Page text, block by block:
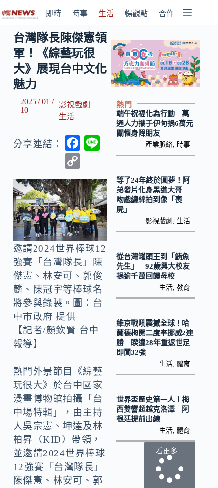
即時 時事 生活 暢觀點 合作媒體
台灣隊長陳傑憲領
軍！《綜藝玩很
大》展現台中文化
魅力
2025 / 01 /
10
影視戲劇 ,
生活
分享連結：
F
b
o
o
k
o
p
y
Li
n
k
邀請2024世界棒球12
強賽「台灣隊長」陳
傑憲、林安可、郭俊
麟、陳冠宇等棒球名
將參與錄製。圖：台
中市政府 提供
【記者/顏欽賢 台中
報導】
熱門外景節目《綜藝
玩很大》於台中國家
漫畫博物館拍攝「台
中場特輯」，由主持
人吳宗憲、坤達及林
柏昇（KID）帶領，
並邀請2024世界棒球
12強賽「台灣隊長」
陳傑憲、林安可、郭
熱門
端午祝福化為行動 萬
通人力攜手伊甸捐6萬元
關懷身障朋友
產業脈絡 時事
等了24年終於圓夢！阿
弟發片化身黑道大哥
吻戲纏綿拍到像「喪
屍」
影視戲劇 生活
從台灣罐頭王到「鮪魚
先生」 92歲興大校友
捐逾千萬回饋母校
生活 ,教育
維京戰吼震撼全球！哈
蘭德梅開二度率挪威2連
勝 睽違28年重返世足
即闖32強
生活 ,體育
世界盃歷史第一人！梅
西雙響超越克洛澤 阿
根廷提前出線
生活 ,體育
看更多...